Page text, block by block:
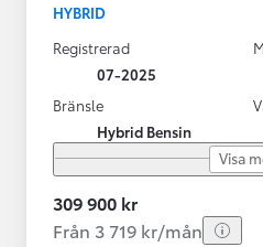
HYBRID
Registrerad
07-2025
Bränsle
Hybrid Bensin
Visa
309 900 kr
Från 3 719 kr/mån